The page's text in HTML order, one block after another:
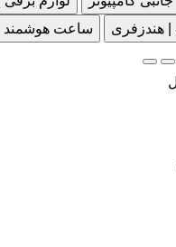
هندزفری
ساعت هوشمند